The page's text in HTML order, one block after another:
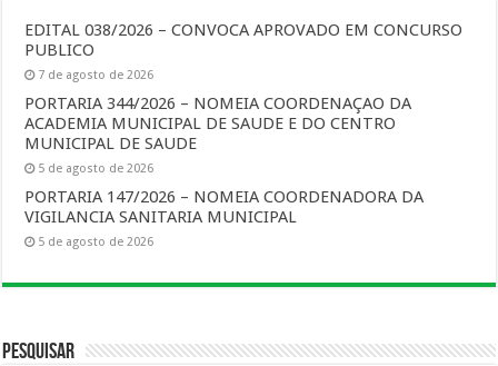
EDITAL 038/2026 – CONVOCA APROVADO EM CONCURSO
PUBLICO
7 de agosto de 2026
PORTARIA 344/2026 – NOMEIA COORDENAÇAO DA
ACADEMIA MUNICIPAL DE SAUDE E DO CENTRO
MUNICIPAL DE SAUDE
5 de agosto de 2026
PORTARIA 147/2026 – NOMEIA COORDENADORA DA
VIGILANCIA SANITARIA MUNICIPAL
5 de agosto de 2026
Pesquisar